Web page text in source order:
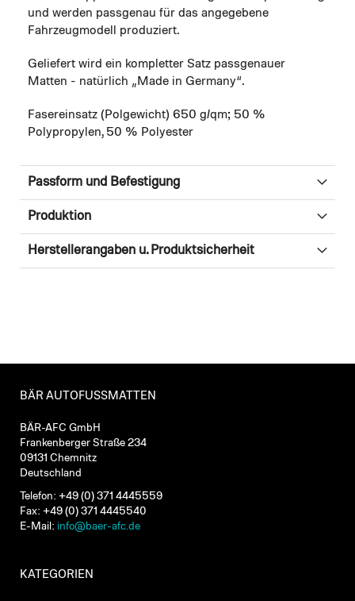
und werden passgenau für das angegebene
Fahrzeugmodell produziert.
Geliefert wird ein kompletter Satz passgenauer
Matten - natürlich „Made in Germany“.
Fasereinsatz (Polgewicht) 650 g/qm; 50 %
Polypropylen, 50 % Polyester
Passform und Befestigung
Produktion
Herstellerangaben u. Produktsicherheit
BÄR AUTOFUSSMATTEN
BÄR-AFC GmbH
Frankenberger Straße 234
09131 Chemnitz
Deutschland
Telefon: +49 (0) 371 4445559
Fax: +49 (0) 371 4445540
E-Mail: info@baer-afc.de
KATEGORIEN